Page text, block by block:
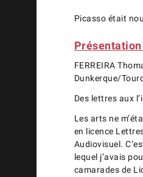
Picasso était
FERREIRA
Dunkerque/
Des lettres aux
Les arts ne
en licence
Audiovisuel.
lequel j’avais
camarades de